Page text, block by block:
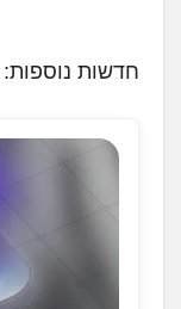
.
חדשות נוספות: